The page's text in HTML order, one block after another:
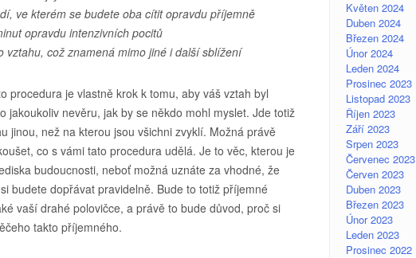
ve kterém se budete oba cítit opravdu příjemně
opravdu intenzivních pocitů
vztahu, což znamená mimo jiné i další sblížení
procedura je vlastně krok k tomu, aby váš vztah byl
jakoukoliv nevěru, jak by se někdo mohl myslet. Jde totiž
jinou, než na kterou jsou všichni zvyklí. Možná právě
co s vámi tato procedura udělá. Je to věc, kterou je
budoucnosti, neboť možná uznáte za vhodné, že
budete dopřávat pravidelně. Bude to totiž příjemné
vaší drahé polovičce, a právě to bude důvod, proč si
takto příjemného.
Květen 2024
Duben 2024
Březen 2024
Únor 2024
Leden 2024
Prosinec 2023
Listopad 2023
Říjen 2023
Září 2023
Srpen 2023
Červenec 2023
Červen 2023
Duben 2023
Březen 2023
Únor 2023
Leden 2023
Prosinec 2022